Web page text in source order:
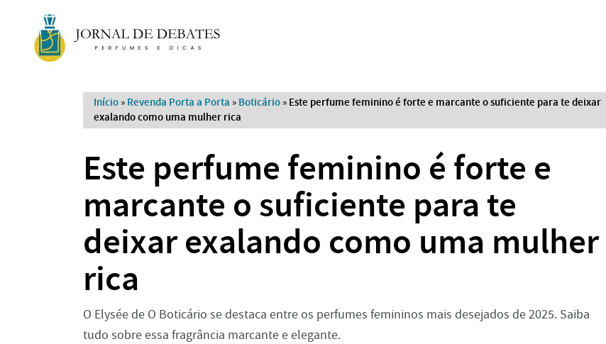
Início » Revenda Porta a Porta » Boticário » Este perfume feminino é forte e marcante o suficiente para te deixar
exalando como uma mulher rica
Este perfume feminino é forte e
marcante o suficiente para te
deixar exalando como uma mulher
rica
O Elysée de O Boticário se destaca entre os perfumes femininos mais desejados de 2025. Saiba
tudo sobre essa fragrância marcante e elegante.